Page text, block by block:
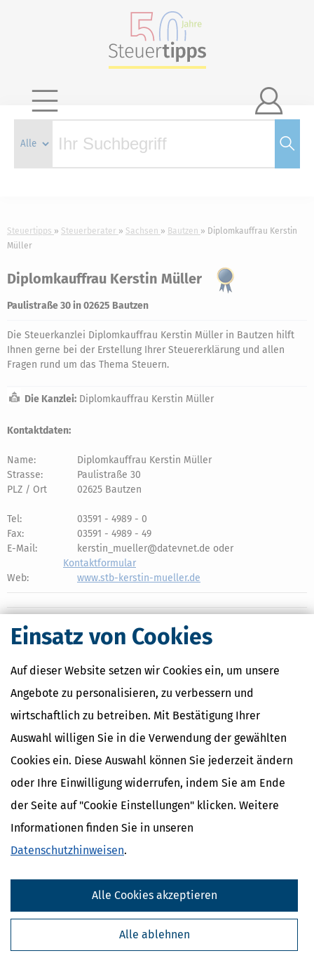
Einsatz von Cookies
Auf dieser Website setzen wir Cookies ein, um unsere
Angebote zu personalisieren, zu verbessern und
wirtschaftlich zu betreiben. Mit Bestätigung Ihrer
Auswahl willigen Sie in die Verwendung der gewählten
Cookies ein. Diese Auswahl können Sie jederzeit ändern
oder Ihre Einwilligung widerrufen, indem Sie am Ende
der Seite auf "Cookie Einstellungen" klicken. Weitere
Informationen finden Sie in unseren
Datenschutzhinweisen.
Alle ablehnen
Alle Cookies akzeptieren

Steuertipps Steuerberater Sachsen Bautzen
Diplomkauffrau Kerstin
Müller
Diplomkauffrau Kerstin Müller
Paulistraße 30 in 02625 Bautzen
Die Steuerkanzlei Diplomkauffrau Kerstin Müller in Bautzen hilft
Ihnen gerne bei der Erstellung Ihrer Steuererklärung und allen
Fragen rund um das Thema Steuern.
Die Kanzlei: Diplomkauffrau Kerstin Müller
Kontaktdaten:
Name:
Diplomkauffrau Kerstin Müller
Strasse:
Paulistraße 30
PLZ / Ort
02625 Bautzen
Tel:
03591 - 4989 - 0
Fax:
03591 - 4989 - 49
E-Mail:
kerstin_mueller@datevnet.de oder
Kontaktformular
Web:
www.stb-kerstin-mueller.de